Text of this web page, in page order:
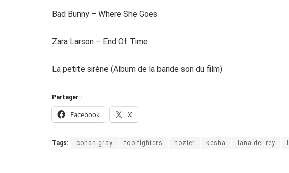
Bad Bunny – Where She Goes
Zara Larson – End Of Time
La petite sirène (Album de la bande son du film)
Partager :
Facebook X
Tags: conan gray foo fighters hozier kesha lana del rey